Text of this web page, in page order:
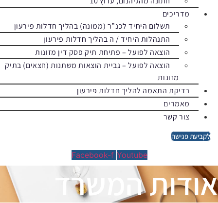
מדריכים
תשלום היחיד לכנ”ר (ממונה) בהליך חדלות פירעון
התנהלות היחיד / ה בהליך חדלות פירעון
הוצאה לפועל – פתיחת תיק פסק דין מזונות
הוצאה לפועל – גביית הוצאות משתנות (חצאים) בתיק
מזונות
בדיקת התאמה להליך חדלות פירעון
מאמרים
צור קשר
לקביעת פגישה
Facebook-f Youtube
אודות המשרד